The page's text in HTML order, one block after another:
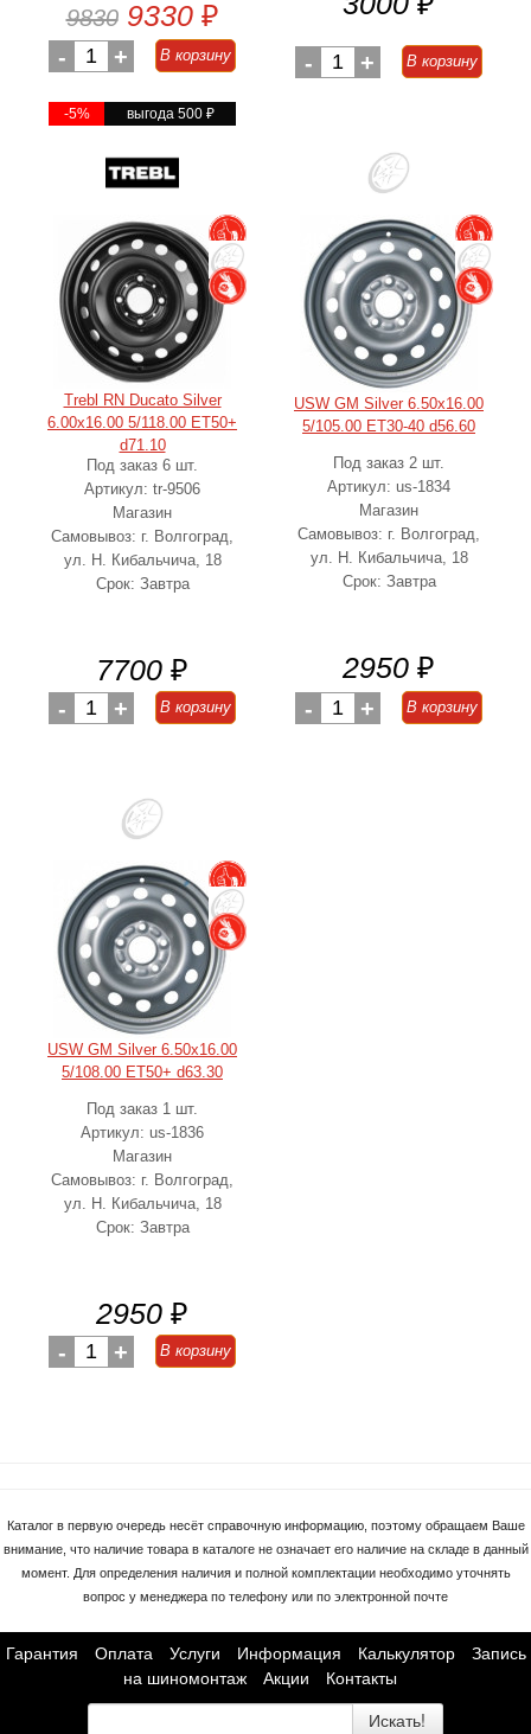
9830 9330 ₽
- 1 + В корзину
-5% выгода 500 ₽
- 1 + В корзину
Trebl RN Ducato Silver
6.00x16.00 5/118.00 ET50+
d71.10
Под заказ 6 шт.
Артикул: tr-9506
Магазин
Самовывоз: г. Волгоград,
ул. Н. Кибальчича, 18
Срок: Завтра
7700 ₽
- 1 + В корзину
USW GM Silver 6.50x16.00
5/105.00 ET30-40 d56.60
Под заказ 2 шт.
Артикул: us-1834
Магазин
Самовывоз: г. Волгоград,
ул. Н. Кибальчича, 18
Срок: Завтра
2950 ₽
- 1 + В корзину
USW GM Silver 6.50x16.00
5/108.00 ET50+ d63.30
Под заказ 1 шт.
Артикул: us-1836
Магазин
Самовывоз: г. Волгоград,
ул. Н. Кибальчича, 18
Срок: Завтра
2950 ₽
- 1 + В корзину
Каталог в первую очередь несёт справочную информацию, поэтому обращаем Ваше
внимание, что наличие товара в каталоге не означает его наличие на складе в данный
момент. Для определения наличия и полной комплектации необходимо уточнять
вопрос у менеджера по телефону или по электронной почте
Гарантия Оплата Услуги Информация Калькулятор
Запись
на шиномонтаж
Акции Контакты
Искать!